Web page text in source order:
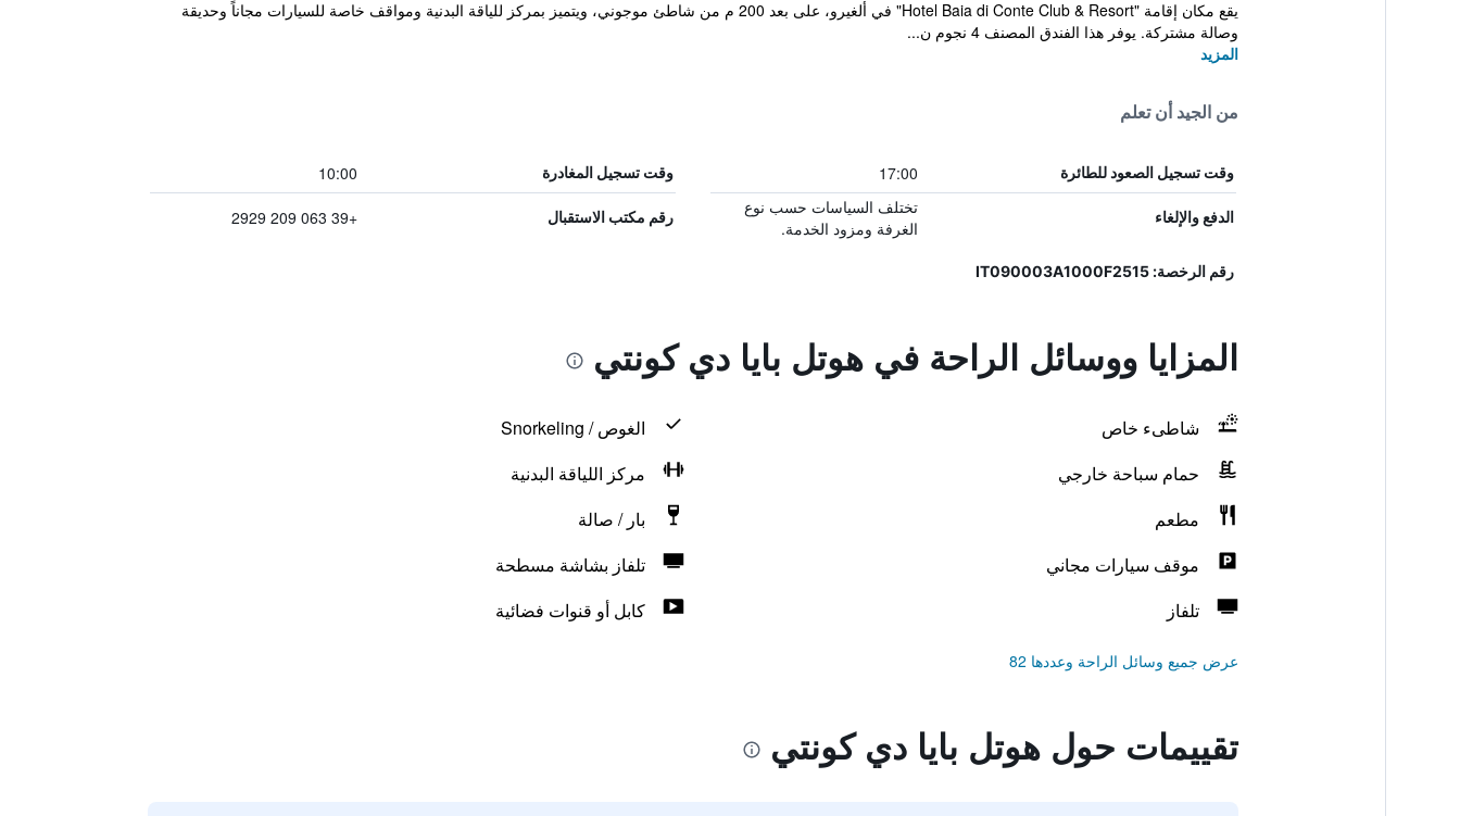
يقع مكان إقامة "Hotel Baia di Conte Club & Resort" في ألغيرو، على بعد 200 م من شاطئ موجوني، ويتميز بمركز للياقة البدنية ومواقف خاصة للسيارات مجاناً وحديقة
وصالة مشتركة. يوفر هذا الفندق المصنف 4 نجوم ن...
المزيد
من الجيد أن تعلم
وقت تسجيل الصعود للطائرة 17:00 وقت تسجيل المغادرة 10:00
الدفع والإلغاء
تختلف السياسات حسب نوع
الغرفة ومزود الخدمة.
رقم مكتب الاستقبال +39 063 209 2929
رقم الرخصة: IT090003A1000F2515
المزايا ووسائل الراحة في هوتل بايا دي كونتي
شاطىء خاص
الغوص / Snorkeling
حمام سباحة خارجي
مركز اللياقة البدنية
مطعم
بار / صالة
موقف سيارات مجاني
تلفاز بشاشة مسطحة
تلفاز
كابل أو قنوات فضائية
عرض جميع وسائل الراحة وعددها 82
تقييمات حول هوتل بايا دي كونتي